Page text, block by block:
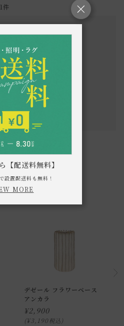
関前での引渡しとなります。
い。
をしていますが、使用頻度によ
く場合がございますので予めご
シールが付いています。
オーブン・直火の使用は不可で
の為、色や柄に個体差がござい
境によっては、掲載の画像と実
ることもございます。ご了承
1
入！
！
おすすめ
デゼール フラワーベース
アンカラ
¥2,900
¥3,190 税込
【配送料無料】
設置配送料も無料！
MORE